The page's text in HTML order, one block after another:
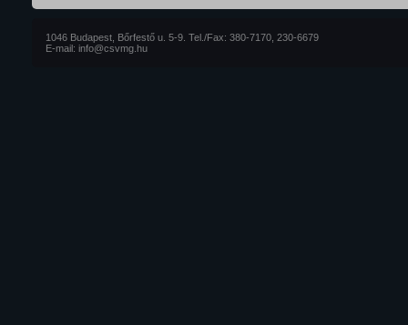
1046 Budapest, Bőrfestő u. 5-9. Tel./Fax: 380-7170, 230-6679
E-mail: info@csvmg.hu